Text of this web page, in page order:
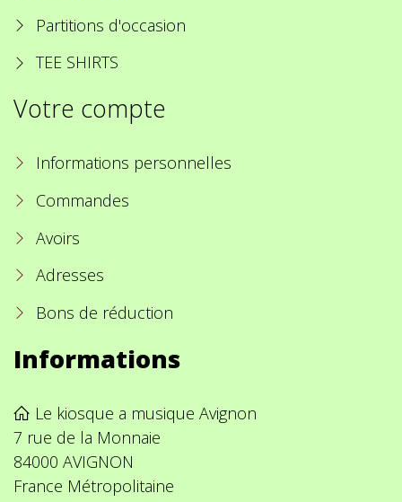
Partitions d'occasion
TEE SHIRTS
Votre compte
Informations personnelles
Commandes
Avoirs
Adresses
Bons de réduction
Informations
Le kiosque a musique Avignon
7 rue de la Monnaie
84000 AVIGNON
France Métropolitaine